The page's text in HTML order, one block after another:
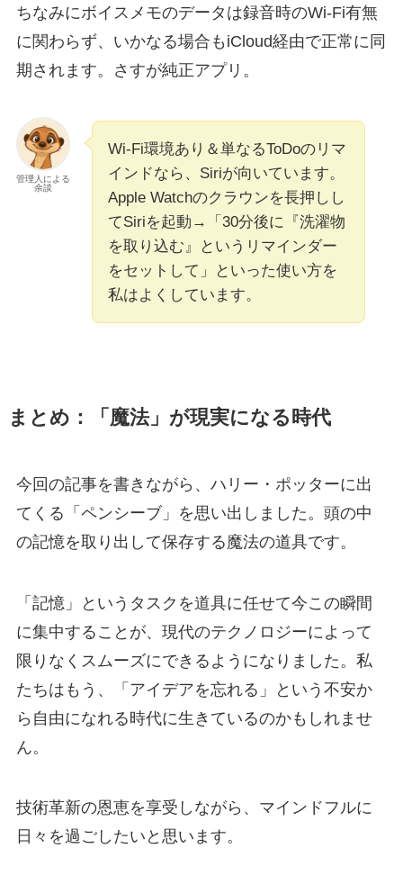
ちなみにボイスメモのデータは録音時のWi-Fi有無
に関わらず、いかなる場合もiCloud経由で正常に同
期されます。さすが純正アプリ。
管理人による
余談
Wi-Fi環境あり＆単なるToDoのリマ
インドなら、Siriが向いています。
Apple Watchのクラウンを長押しし
てSiriを起動→「30分後に『洗濯物
を取り込む』というリマインダー
をセットして」といった使い方を
私はよくしています。
まとめ：「魔法」が現実になる時代
今回の記事を書きながら、ハリー・ポッターに出
てくる「ペンシーブ」を思い出しました。頭の中
の記憶を取り出して保存する魔法の道具です。
「記憶」というタスクを道具に任せて今この瞬間
に集中することが、現代のテクノロジーによって
限りなくスムーズにできるようになりました。私
たちはもう、「アイデアを忘れる」という不安か
ら自由になれる時代に生きているのかもしれませ
ん。
技術革新の恩恵を享受しながら、マインドフルに
日々を過ごしたいと思います。